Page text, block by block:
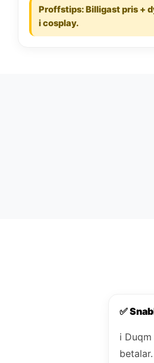
Proffstips: Billigast pris +
i cosplay.
✅
i
betalar.